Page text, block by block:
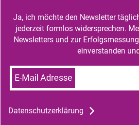
Ja, ich möchte den Newsletter
jederzeit formlos widersprechen.
Newsletters und zur
einverstanden
E-Mail Adresse
Datenschutzerklärung